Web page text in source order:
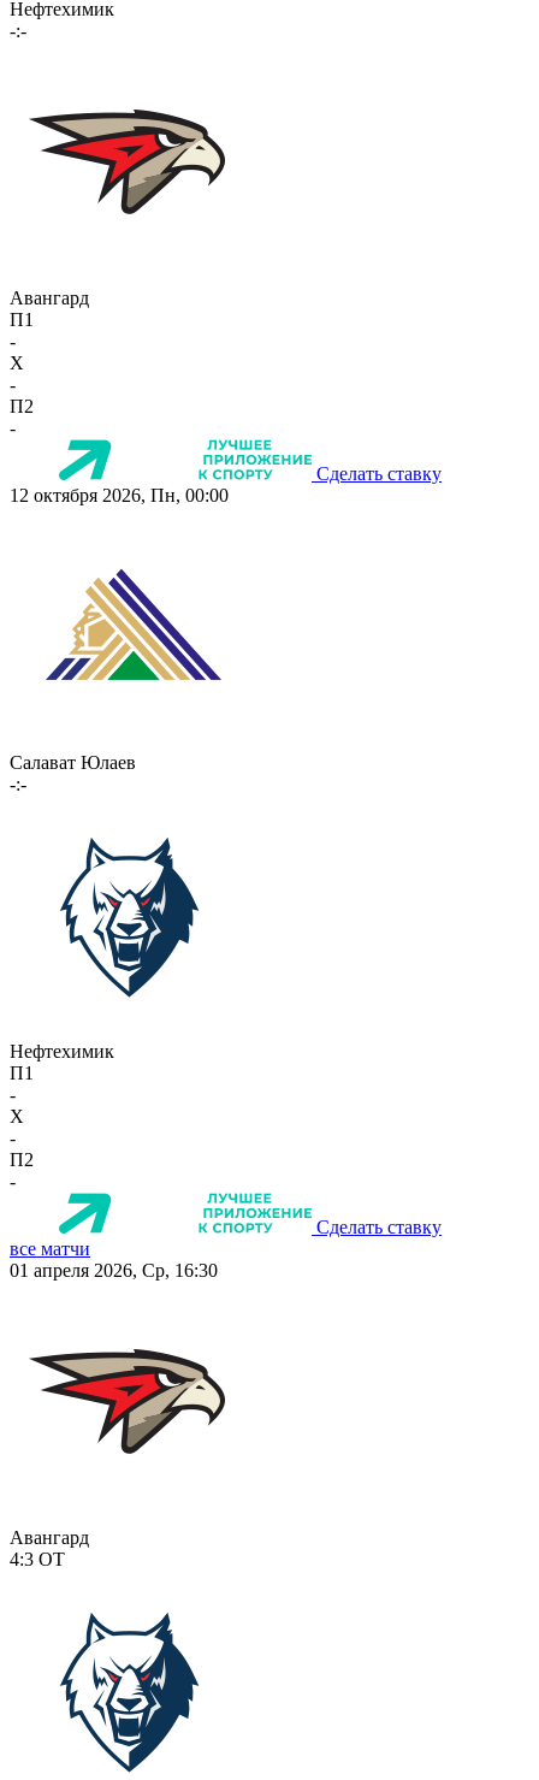
Нефтехимик
-:-
Авангард
П1
-
X
-
П2
-
Сделать ставку
12 октября 2026, Пн, 00:00
Салават Юлаев
-:-
Нефтехимик
П1
-
X
-
П2
-
Сделать ставку
все матчи
01 апреля 2026, Ср, 16:30
Авангард
4:3 ОТ